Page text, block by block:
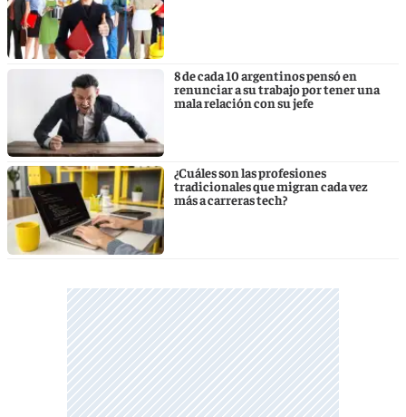
8 de cada 10 argentinos pensó en
renunciar a su trabajo por tener una
mala relación con su jefe
¿Cuáles son las profesiones
tradicionales que migran cada vez
más a carreras tech?